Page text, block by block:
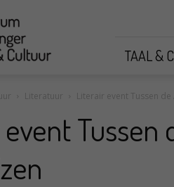
TAAL &
Literatuur Literair event Tussen